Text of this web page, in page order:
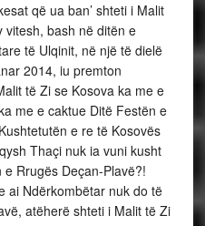
që ua ban’ shteti i Malit
bash në ditën e
të Ulqinit, në një të dielë
2014, iu premton
të Zi se Kosova ka me e
me e caktue Ditë Festën e
e re të Kosovës
Thaçi nuk ia vuni kusht
Rrugës Deçan-Plavë?!
ai Ndërkombëtar nuk do të
atëherë shteti i Malit të Zi